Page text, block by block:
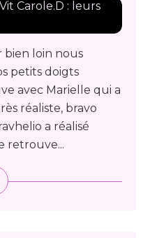
bien loin nous
petits doigts
avec Marielle qui a
réaliste, bravo
a réalisé
retrouve...